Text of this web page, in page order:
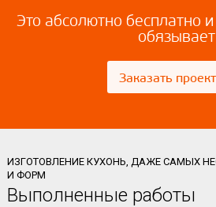
Это абсолютно бесплатно
обязывает
Заказать проект
ИЗГОТОВЛЕНИЕ КУХОНЬ, ДАЖЕ САМЫХ
И ФОРМ
Выполненные работы